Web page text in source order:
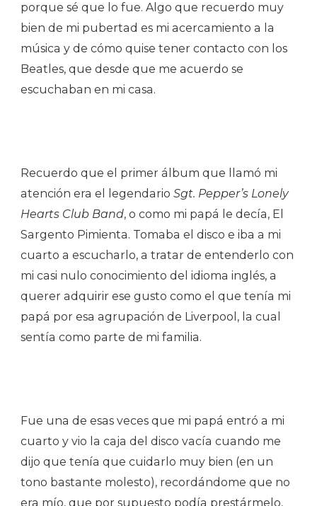
porque sé que lo fue. Algo que recuerdo muy
bien de mi pubertad es mi acercamiento a la
música y de cómo quise tener contacto con los
Beatles, que desde que me acuerdo se
escuchaban en mi casa.
Recuerdo que el primer álbum que llamó mi
atención era el legendario Sgt. Pepper’s Lonely
Hearts Club Band, o como mi papá le decía, El
Sargento Pimienta. Tomaba el disco e iba a mi
cuarto a escucharlo, a tratar de entenderlo con
mi casi nulo conocimiento del idioma inglés, a
querer adquirir ese gusto como el que tenía mi
papá por esa agrupación de Liverpool, la cual
sentía como parte de mi familia.
Fue una de esas veces que mi papá entró a mi
cuarto y vio la caja del disco vacía cuando me
dijo que tenía que cuidarlo muy bien (en un
tono bastante molesto), recordándome que no
era mío, que por supuesto podía prestármelo,